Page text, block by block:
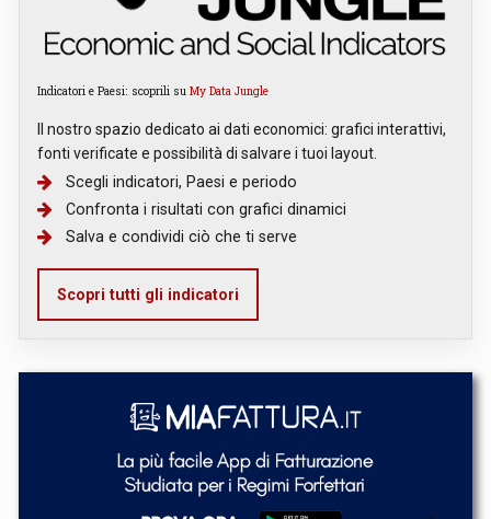
Indicatori e Paesi: scoprili su My Data Jungle
Il nostro spazio dedicato ai dati economici: grafici interattivi,
fonti verificate e possibilità di salvare i tuoi layout.
Scegli indicatori, Paesi e periodo
Confronta i risultati con grafici dinamici
Salva e condividi ciò che ti serve
Scopri tutti gli indicatori